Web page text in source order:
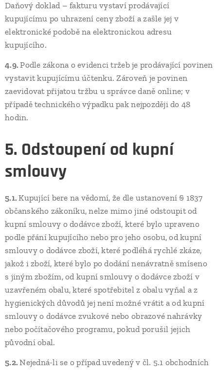
Daňový doklad – fakturu vystaví prodávající
kupujícímu po uhrazení ceny zboží a zašle jej v
elektronické podobě na elektronickou adresu
kupujícího.
4.9.Podle zákona o evidenci tržeb je prodávající povinen
vystavit kupujícímu účtenku. Zároveň je povinen
zaevidovat přijatou tržbu u správce daně online; v
případě technického výpadku pak nejpozději do 48
hodin.
5. Odstoupení od kupní
smlouvy
5.1.Kupující bere na vědomí, že dle ustanovení § 1837
občanského zákoníku, nelze mimo jiné odstoupit od
kupní smlouvy o dodávce zboží, které bylo upraveno
podle přání kupujícího nebo pro jeho osobu, od kupní
smlouvy o dodávce zboží, které podléhá rychlé zkáze,
jakož i zboží, které bylo po dodání nenávratně smíseno
s jiným zbožím, od kupní smlouvy o dodávce zboží v
uzavřeném obalu, které spotřebitel z obalu vyňal a z
hygienických důvodů jej není možné vrátit a od kupní
smlouvy o dodávce zvukové nebo obrazové nahrávky
nebo počítačového programu, pokud porušil jejich
původní obal.
5.2.Nejedná-li se o případ uvedený v čl. 5.1 obchodních